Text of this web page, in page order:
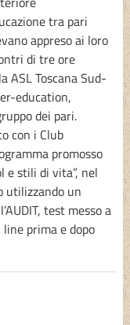
tra pari
appreso ai loro
di tre ore
ASL Toscana Sud-
education,
dei pari.
con i Club
promosso
e stili di vita”, nel
utilizzando un
test messo a
prima e dopo